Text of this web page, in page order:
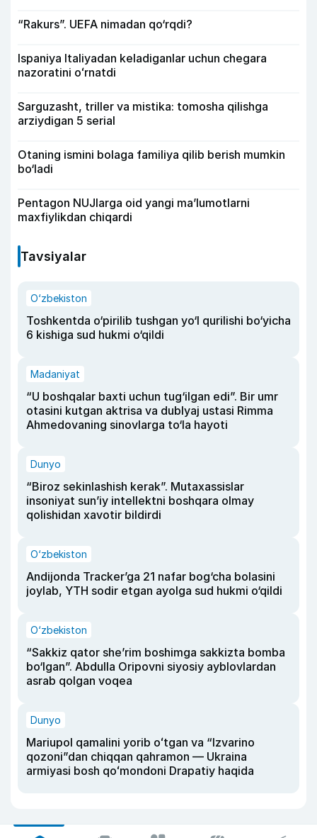
“Rakurs”. UEFA nimadan qo‘rqdi?
Ispaniya Italiyadan keladiganlar uchun chegara
nazoratini oʻrnatdi
Sarguzasht, triller va mistika: tomosha qilishga
arziydigan 5 serial
Otaning ismini bolaga familiya qilib berish mumkin
bo‘ladi
Pentagon NUJlarga oid yangi maʼlumotlarni
maxfiylikdan chiqardi
Tavsiyalar
O‘zbekiston
Toshkentda o‘pirilib tushgan yo‘l qurilishi bo‘yicha
6 kishiga sud hukmi o‘qildi
Madaniyat
“U boshqalar baxti uchun tug‘ilgan edi”. Bir umr
otasini kutgan aktrisa va dublyaj ustasi Rimma
Ahmedovaning sinovlarga to‘la hayoti
Dunyo
“Biroz sekinlashish kerak”. Mutaxassislar
insoniyat sun’iy intellektni boshqara olmay
qolishidan xavotir bildirdi
O‘zbekiston
Andijonda Tracker’ga 21 nafar bog‘cha bolasini
joylab, YTH sodir etgan ayolga sud hukmi o‘qildi
O‘zbekiston
“Sakkiz qator she’rim boshimga sakkizta bomba
bo‘lgan”. Abdulla Oripovni siyosiy ayblovlardan
asrab qolgan voqea
Dunyo
Mariupol qamalini yorib oʻtgan va “Izvarino
qozoni”dan chiqqan qahramon — Ukraina
armiyasi bosh qoʻmondoni Drapatiy haqida